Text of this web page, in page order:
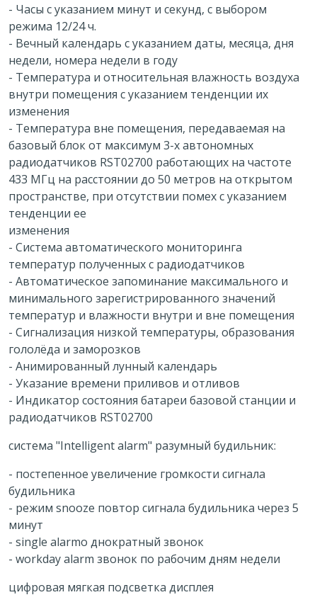
- Часы с указанием минут и секунд, с выбором
режима 12/24 ч.
- Вечный календарь с указанием даты, месяца, дня
недели, номера недели в году
- Температура и относительная влажность воздуха
внутри помещения с указанием тенденции их
изменения
- Температура вне помещения, передаваемая на
базовый блок от максимум 3-х автономных
радиодатчиков RST02700 работающих на частоте
433 МГц на расстоянии до 50 метров на открытом
пространстве, при отсутствии помех с указанием
тенденции ее
изменения
- Система автоматического мониторинга
температур полученных с радиодатчиков
- Автоматическое запоминание максимального и
минимального зарегистрированного значений
температур и влажности внутри и вне помещения
- Сигнализация низкой температуры, образования
гололёда и заморозков
- Анимированный лунный календарь
- Указание времени приливов и отливов
- Индикатор состояния батареи базовой станции и
радиодатчиков RST02700
система "Intelligent alarm" разумный будильник:
- постепенное увеличение громкости сигнала
будильника
- режим snooze повтор сигнала будильника через 5
минут
- single alarmо днократный звонок
- workday alarm звонок по рабочим дням недели
цифровая мягкая подсветка дисплея